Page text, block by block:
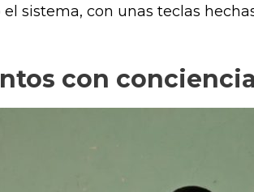
el sistema, con unas teclas
con